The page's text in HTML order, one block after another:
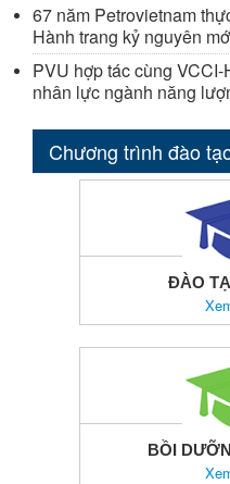
67 năm Petrovietnam
Hành trang kỷ nguyên
PVU hợp tác cùng
nhân lực ngành năng
Chương trình đào
ĐÀO
BỒI